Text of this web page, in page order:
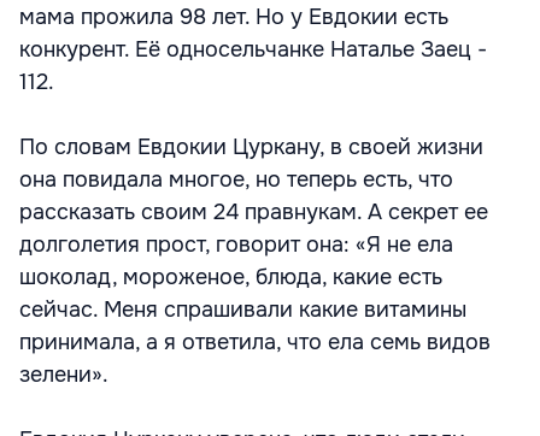
мама прожила 98 лет. Но у Евдокии есть
конкурент. Её односельчанке Наталье Заец -
112.
По словам Евдокии Цуркану, в своей жизни
она повидала многое, но теперь есть, что
рассказать своим 24 правнукам. А секрет ее
долголетия прост, говорит она: «Я не ела
шоколад, мороженое, блюда, какие есть
сейчас. Меня спрашивали какие витамины
принимала, а я ответила, что ела семь видов
зелени».